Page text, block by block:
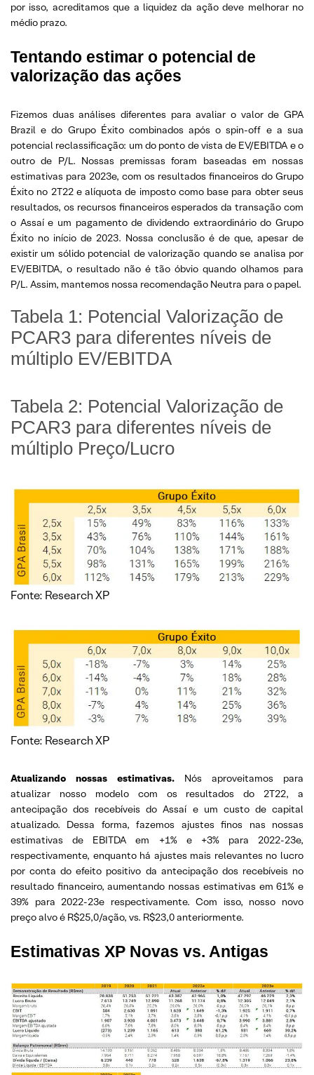
por isso, acreditamos que a liquidez da ação deve melhorar no
médio prazo.
Tentando estimar o potencial de
valorização das ações
Fizemos duas análises diferentes para avaliar o valor de GPA
Brazil e do Grupo Éxito combinados após o spin-off e a sua
potencial reclassificação: um do ponto de vista de EV/EBITDA e o
outro de P/L. Nossas premissas foram baseadas em nossas
estimativas para 2023e, com os resultados financeiros do Grupo
Éxito no 2T22 e alíquota de imposto como base para obter seus
resultados, os recursos financeiros esperados da transação com
o Assaí e um pagamento de dividendo extraordinário do Grupo
Éxito no início de 2023. Nossa conclusão é de que, apesar de
existir um sólido potencial de valorização quando se analisa por
EV/EBITDA, o resultado não é tão óbvio quando olhamos para
P/L. Assim, mantemos nossa recomendação Neutra para o papel.
Tabela 1: Potencial Valorização de
PCAR3 para diferentes níveis de
múltiplo EV/EBITDA
Tabela 2: Potencial Valorização de
PCAR3 para diferentes níveis de
múltiplo Preço/Lucro
Fonte: Research XP
Fonte: Research XP
Atualizando nossas estimativas. Nós aproveitamos para
atualizar nosso modelo com os resultados do 2T22, a
antecipação dos recebíveis do Assaí e um custo de capital
atualizado. Dessa forma, fazemos ajustes finos nas nossas
estimativas de EBITDA em +1% e +3% para 2022-23e,
respectivamente, enquanto há ajustes mais relevantes no lucro
por conta do efeito positivo da antecipação dos recebíveis no
resultado financeiro, aumentando nossas estimativas em 61% e
39% para 2022-23e respectivamente. Com isso, nosso novo
preço alvo é R$25,0/ação, vs. R$23,0 anteriormente.
Estimativas XP Novas vs. Antigas